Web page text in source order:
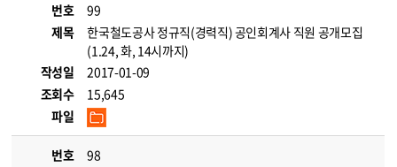
번호
99
제목
한국철도공사 정규직(경력직) 공인회계사 직원 공개모집
(1.24, 화, 14시까지)
작성일
2017-01-09
조회수
15,645
파일
번호
98